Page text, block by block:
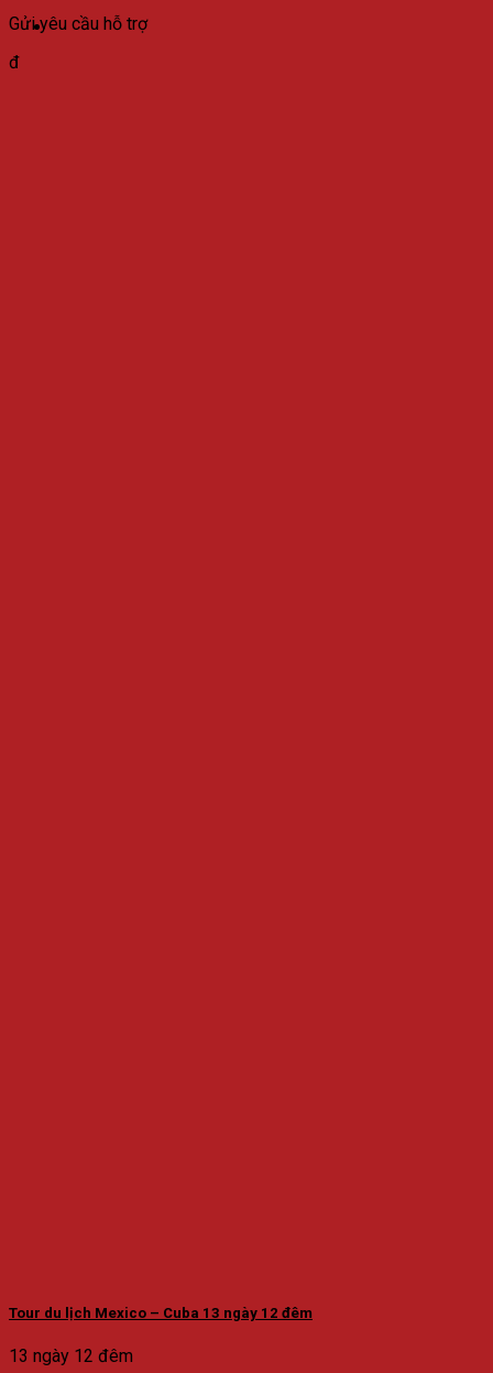
Gửi yêu cầu hỗ trợ
đ
Tour du lịch Mexico – Cuba 13 ngày 12 đêm
13 ngày 12 đêm